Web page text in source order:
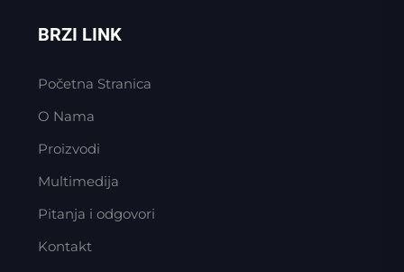
BRZI LINK
Početna Stranica
O Nama
Proizvodi
Multimedija
Pitanja i odgovori
Kontakt